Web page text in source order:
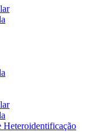
Heteroidentificação